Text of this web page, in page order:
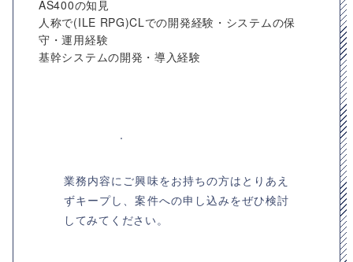
AS400の知見
人称で(ILE RPG)CLでの開発経験・システムの保
守・運用経験
基幹システムの開発・導入経験
業務内容にご興味をお持ちの方はとりあえ
ずキープし、案件への申し込みをぜひ検討
してみてください。